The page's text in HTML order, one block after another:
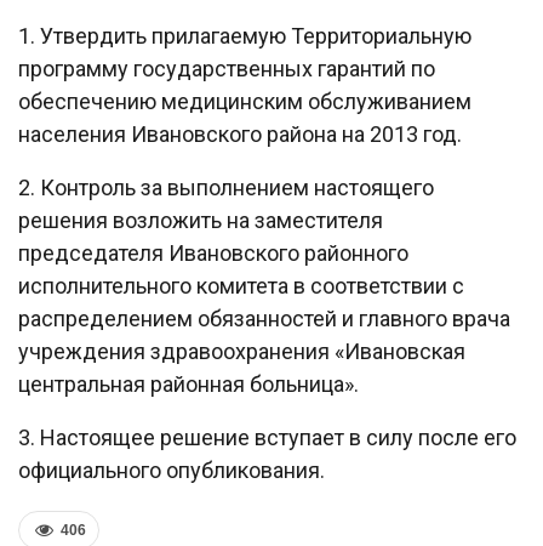
1. Утвердить прилагаемую Территориальную
программу государственных гарантий по
обеспечению медицинским обслуживанием
населения Ивановского района на 2013 год.
2. Контроль за выполнением настоящего
решения возложить на заместителя
председателя Ивановского районного
исполнительного комитета в соответствии с
распределением обязанностей и главного врача
учреждения здравоохранения «Ивановская
центральная районная больница».
3. Настоящее решение вступает в силу после его
официального опубликования.
406